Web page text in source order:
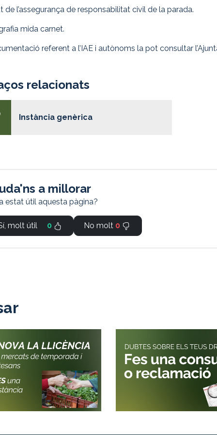
de l’assegurança de responsabilitat civil de la parada.
mida carnet.
referent a l’IAE i autònoms la pot consultar
relacionats
Instància genèrica
a millorar
estat útil aquesta pàgina?
molt útil 0 No molt 0